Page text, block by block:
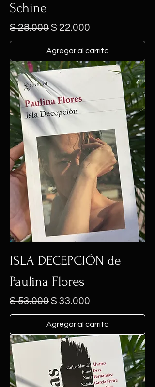
Schine
Precio
$ 28.000Precio de oferta
$ 22.000
Agregar al carrito
ISLA DECEPCIÓN de
Paulina Flores
Precio
$ 53.000Precio de oferta
$ 33.000
Agregar al carrito